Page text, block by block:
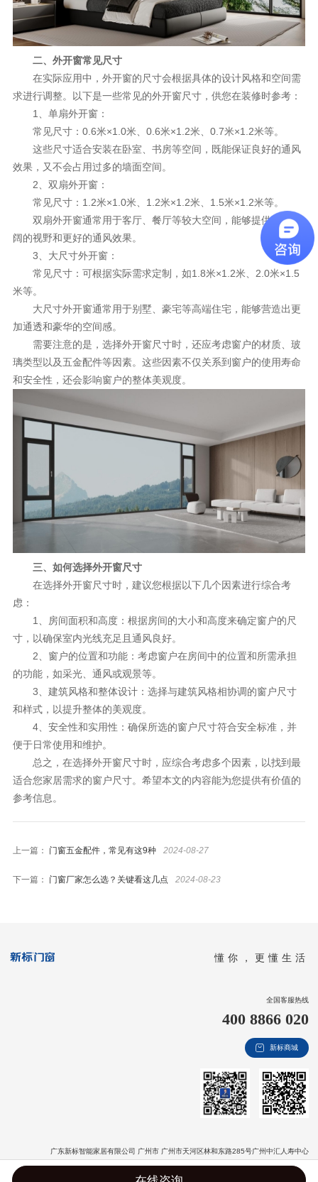
二、外开窗常见尺寸
在实际应用中，外开窗的尺寸会根据具体的设计风格和空间需
求进行调整。以下是一些常见的外开窗尺寸，供您在装修时参考：
1、单扇外开窗：
常见尺寸：0.6米×1.0米、0.6米×1.2米、0.7米×1.2米等。
这些尺寸适合安装在卧室、书房等空间，既能保证良好的通风
效果，又不会占用过多的墙面空间。
2、双扇外开窗：
常见尺寸：1.2米×1.0米、1.2米×1.2米、1.5米×1.2米等。
双扇外开窗通常用于客厅、餐厅等较大空间，能够提供更加开
阔的视野和更好的通风效果。
3、大尺寸外开窗：
常见尺寸：可根据实际需求定制，如1.8米×1.2米、2.0米×1.5
米等。
大尺寸外开窗通常用于别墅、豪宅等高端住宅，能够营造出更
加通透和豪华的空间感。
需要注意的是，选择外开窗尺寸时，还应考虑窗户的材质、玻
璃类型以及五金配件等因素。这些因素不仅关系到窗户的使用寿命
和安全性，还会影响窗户的整体美观度。
三、如何选择外开窗尺寸
在选择外开窗尺寸时，建议您根据以下几个因素进行综合考
虑：
1、房间面积和高度：根据房间的大小和高度来确定窗户的尺
寸，以确保室内光线充足且通风良好。
2、窗户的位置和功能：考虑窗户在房间中的位置和所需承担
的功能，如采光、通风或观景等。
3、建筑风格和整体设计：选择与建筑风格相协调的窗户尺寸
和样式，以提升整体的美观度。
4、安全性和实用性：确保所选的窗户尺寸符合安全标准，并
便于日常使用和维护。
总之，在选择外开窗尺寸时，应综合考虑多个因素，以找到最
适合您家居需求的窗户尺寸。希望本文的内容能为您提供有价值的
参考信息。
上一篇： 门窗五金配件，常见有这9种 2024-08-27
下一篇： 门窗厂家怎么选？关键看这几点 2024-08-23
懂你，更懂生活
全国客服热线
400 8866 020
新标商城
广东新标智能家居有限公司 广州市 广州市天河区林和东路285号广州中汇人寿中心
版权信息：Copyright © 2020 广东新标智能家居有限公司 All Rights Reserved粤ICP备
2020135302号-1